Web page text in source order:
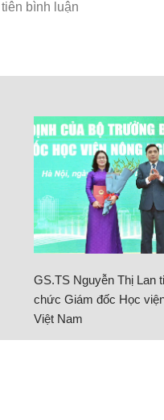
GS.TS Nguyễn Thị Lan
chức Giám đốc Học
Việt Nam